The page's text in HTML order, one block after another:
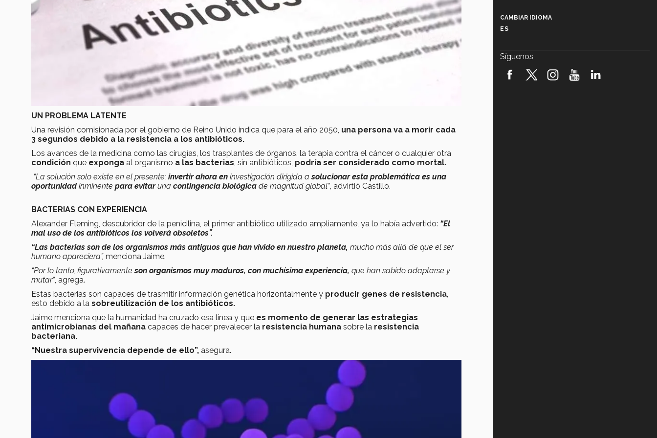
UN PROBLEMA LATENTE
Una revisión comisionada por el gobierno de Reino Unido indica que para el año 2050, una persona va a morir cada
3 segundos debido a la resistencia a los antibióticos.
Los avances de la medicina como las cirugías, los trasplantes de órganos, la terapia contra el cáncer o cualquier otra
condición que exponga al organismo a las bacterias , sin antibióticos, podría ser considerado como mortal.
“La solución solo existe en el presente; invertir ahora en investigación dirigida asolucionar esta problemática es una
oportunidadinminente para evitaruna contingencia biológica de magnitud global”, advirtió Castillo.
BACTERIAS CON EXPERIENCIA
Alexander Fleming, descubridor de la penicilina, el primer antibiótico utilizado ampliamente, ya lo había advertido: “El
mal uso de los antibióticos los volverá obsoletos”.
“Las bacterias son de los organismos más antiguos que han vivido en nuestro planeta, mucho más allá de que el ser
humano apareciera”, menciona Jaime.
“Por lo tanto, figurativamenteson organismos muy maduros, con muchísima experiencia, que han sabido adaptarse y
mutar”, agrega.
Estas bacterias son capaces de trasmitir información genética horizontalmente y producir genes de resistencia
esto debido a la sobreutilización de los antibióticos.
Jaime menciona que la humanidad ha cruzado esa línea y que es momento de generar las estrategias
antimicrobianas del mañana capaces de hacer prevalecer la resistencia humana sobre la resistencia
bacteriana.
“Nuestra supervivencia depende de ello”, asegura.
robótica FIRST 2026! (video)
CAMBIAR IDIOMA
ES
Síguenos